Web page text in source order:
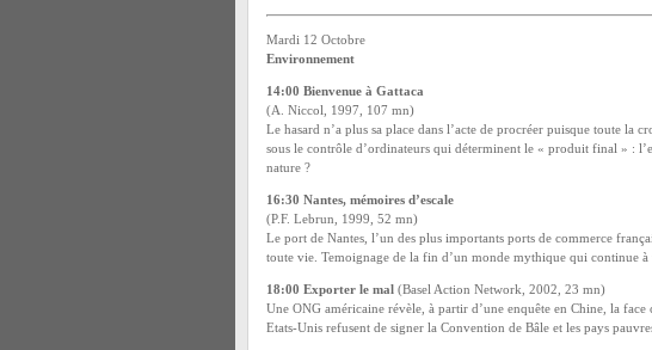
Mardi 12 Octobre
Environnement
14:00 Bienvenue à Gattaca
(A. Niccol, 1997, 107 mn)
Le hasard n’a plus sa place dans l’acte de procréer puisque toute la
sous le contrôle d’ordinateurs qui déterminent le « produit final » :
nature ?
16:30 Nantes, mémoires d’escale
(P.F. Lebrun, 1999, 52 mn)
Le port de Nantes, l’un des plus importants ports de commerce
toute vie. Temoignage de la fin d’un monde mythique qui continue à
18:00 Exporter le mal (Basel Action Network, 2002, 23 mn)
Une ONG américaine révèle, à partir d’une enquête en Chine, la face
Etats-Unis refusent de signer la Convention de Bâle et les pays